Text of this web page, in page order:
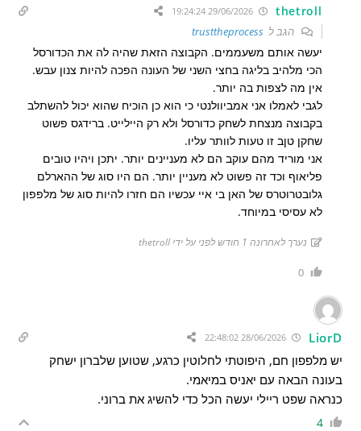
thetroll
29/06/2026 19:24:24
הגב לtrusttheprocess
יעשה אותם משעממים. הקבוצה הזאת שהיה לה את הכדורסל
הכי מלהיב בליגה בחצי השני של העונה הפכה להיות צנון עבש.
אין מה לצפות בה יותר.
לגבי לאמלו אני אמביוולנטי כי הוא כן הוכיח שהוא יכול להשתלב
בקבוצה מנצחת לשחק כדורסל ולא רק היילייט. ברידגס פשוט
שחקן טןב זו טעות לוותר עליו.
אני מוריד מהם עוקב הם לא מעניינים יותר. יתכן ויהיו טובים
פליאוף וכד זה פשוט לא מעניין יותר. הם היו סוג של ההארלם
גלובטרוטרס של האן בי איי עכשיו הם חזרו להיות סוג של מלפפון
לא עסיסי במיוחד.
נערך לאחרונה 1 חודש לפני על ידי thetroll
0
LiorD
יש מלפפון חם, היפוטתי לחלוטין כרגע, שטוען שלברון ישחק
בעונה הבאה עם יאניס במיאמי.
כנראה שפט ריילי יעשה הכל כדי להשיג את ברוני.
4